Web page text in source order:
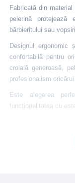
Fabricată din
pelerină protejează
bărbieritului sau
Designul
confortabilă pentru
croială generoasă,
profesionalism
Este alegerea
funcționalitatea cu